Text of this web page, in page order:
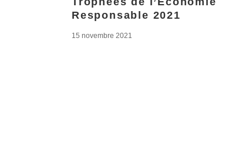
Responsable 2021
15 novembre 2021